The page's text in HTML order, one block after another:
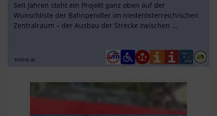
Seit Jahren steht ein Projekt ganz oben auf der
Wunschliste der Bahnpendler im niederösterreichischen
Zentralraum – der Ausbau der Strecke zwischen ...
krone.at